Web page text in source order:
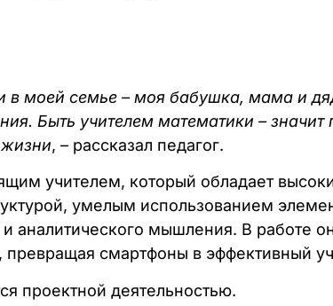
в моей семье – моя бабушка, мама и
Быть учителем математики –
, – рассказал педагог.
учителем, который обладает
умелым использованием
аналитического мышления. В работе
смартфоны в эффективный
проектной деятельностью.